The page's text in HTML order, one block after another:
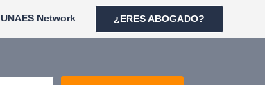
UNAES Network ¿ERES ABOGADO?